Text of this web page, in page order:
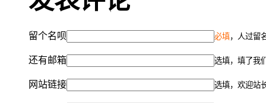
留个名呗 必填，人过留
还有邮箱 选填，填了我
网站链接 选填，欢迎站